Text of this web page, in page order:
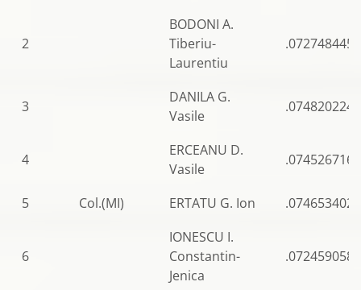
2
BODONI A.
Tiberiu-
Laurentiu
.0727484453
3
DANILA G.
Vasile
.0748202240
4
ERCEANU D.
Vasile
.0745267160
5 Col.(MI) ERTATU G. Ion .0746534028
6
IONESCU I.
Constantin-
Jenica
.0724590583